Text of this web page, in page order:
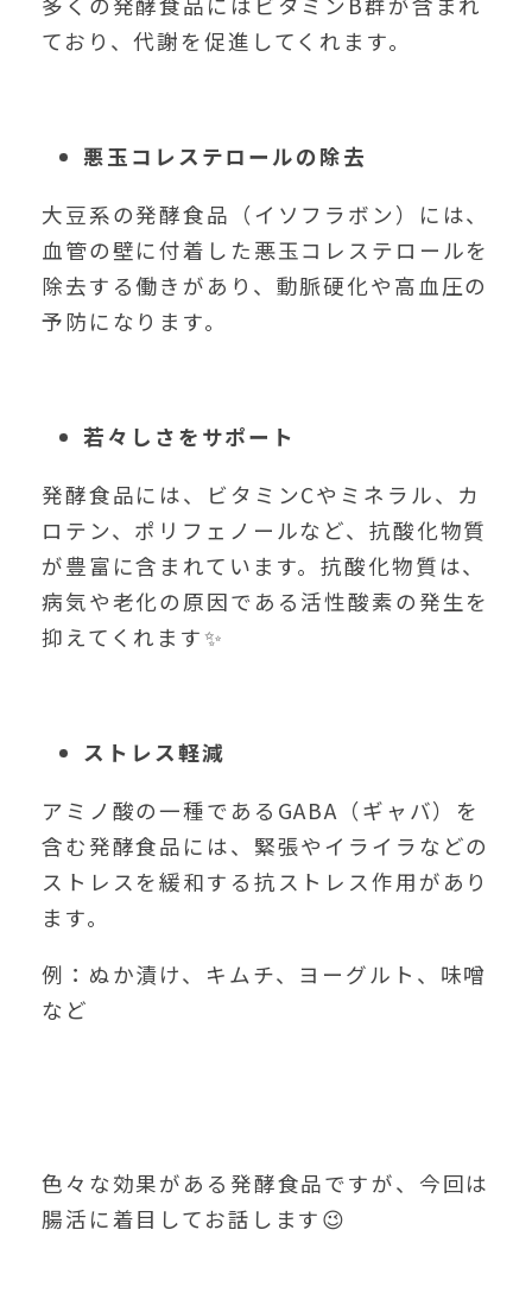
ており、代謝を促進してくれます。
悪玉コレステロールの除去
大豆系の発酵食品（イソフラボン）には、
血管の壁に付着した悪玉コレステロールを
除去する働きがあり、動脈硬化や高血圧の
予防になります。
若々しさをサポート
発酵食品には、ビタミンCやミネラル、カ
ロテン、ポリフェノールなど、抗酸化物質
が豊富に含まれています。抗酸化物質は、
病気や老化の原因である活性酸素の発生を
抑えてくれます✨
ストレス軽減
アミノ酸の一種であるGABA（ギャバ）を
含む発酵食品には、緊張やイライラなどの
ストレスを緩和する抗ストレス作用があり
ます。
例：ぬか漬け、キムチ、ヨーグルト、味噌
など
色々な効果がある発酵食品ですが、今回は
腸活に着目してお話します😉